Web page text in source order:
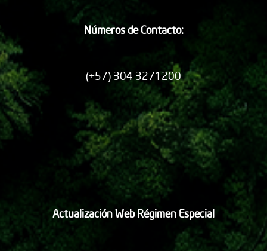
Números de Contacto:
(+57) 304 3271200
Actualización Web Régimen Especial